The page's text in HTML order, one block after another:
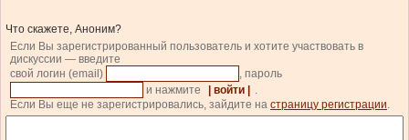
Что скажете, Аноним?
Если Вы зарегистрированный пользователь и хотите участвовать в
дискуссии — введите
свой логин (email)
, пароль
и нажмите
| войти |
.
Если Вы еще не зарегистрировались, зайдите на страницу регистрации.